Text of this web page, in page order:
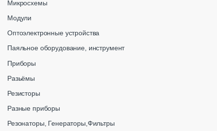
Микросхемы
Модули
Оптоэлектронные устройства
Паяльное оборудование, инструмент
Приборы
Разьёмы
Резисторы
Разные приборы
Резонаторы, Генераторы,Фильтры